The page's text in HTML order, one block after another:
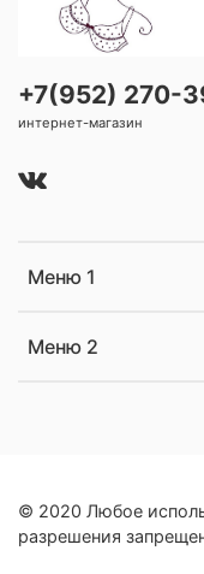
Меню 1
Меню 2
+7(952) 270-
интернет-магазин
© 2020 Любое
разрешения